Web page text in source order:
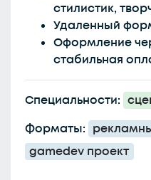
стилистик,
Удаленный
Оформление
стабильная
Специальности:
Форматы:
gamedev проект